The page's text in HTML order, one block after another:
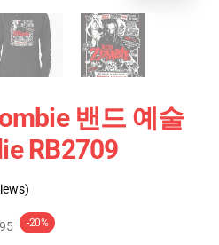
밴드 예술
RB2709
-20%